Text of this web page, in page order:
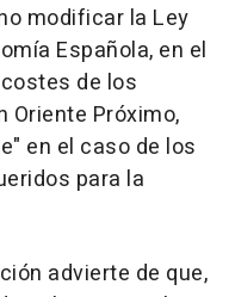
modificar la Ley
Española, en el
de los
Próximo,
en el caso de los
para la
advierte de que,